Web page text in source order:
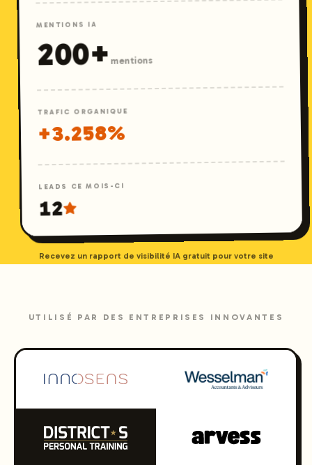
MENTIONS IA
200+ mentions
TRAFIC ORGANIQUE
+3.258%
LEADS CE MOIS-CI
12
Recevez un rapport de visibilité IA gratuit pour votre site
UTILISÉ PAR DES ENTREPRISES INNOVANTES